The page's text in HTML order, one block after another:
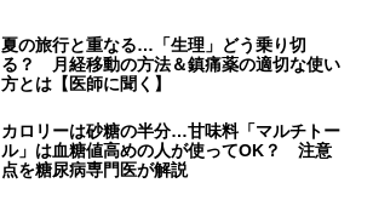
夏の旅行と重なる…「生理」どう乗り切
る？ 月経移動の方法＆鎮痛薬の適切な使い
方とは【医師に聞く】
カロリーは砂糖の半分…甘味料「マルチトー
ル」は血糖値高めの人が使ってOK？ 注意
点を糖尿病専門医が解説